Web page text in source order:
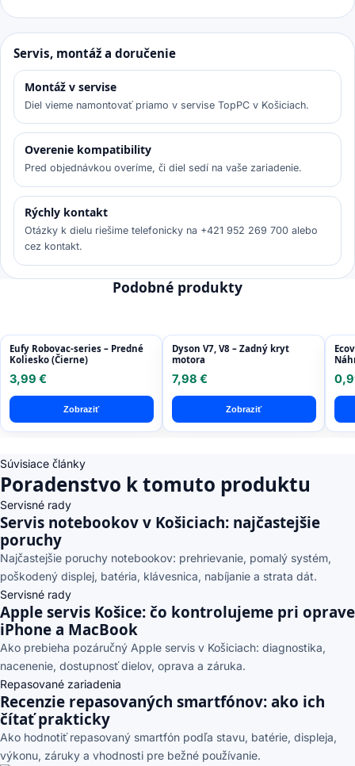
Servis, montáž a doručenie
Montáž v servise
Diel vieme namontovať priamo v servise TopPC v Košiciach.
Overenie kompatibility
Pred objednávkou overíme, či diel sedí na vaše zariadenie.
Rýchly kontakt
Otázky k dielu riešime telefonicky na +421 952 269 700 alebo
cez kontakt.
Podobné produkty
Eufy Robovac-series – Predné
Koliesko (Čierne)
3,99 €
Zobraziť
Dyson V7, V8 – Zadný kryt
motora
7,98 €
Zobraziť
Súvisiace články
Poradenstvo k tomuto produktu
Servisné rady
Servis notebookov v Košiciach: najčastejšie
poruchy
Najčastejšie poruchy notebookov: prehrievanie, pomalý systém,
poškodený displej, batéria, klávesnica, nabíjanie a strata dát.
Servisné rady
Apple servis Košice: čo kontrolujeme pri oprave
iPhone a MacBook
Ako prebieha pozáručný Apple servis v Košiciach: diagnostika,
nacenenie, dostupnosť dielov, oprava a záruka.
Repasované zariadenia
Recenzie repasovaných smartfónov: ako ich
čítať prakticky
Ako hodnotiť repasovaný smartfón podľa stavu, batérie, displeja,
výkonu, záruky a vhodnosti pre bežné používanie.